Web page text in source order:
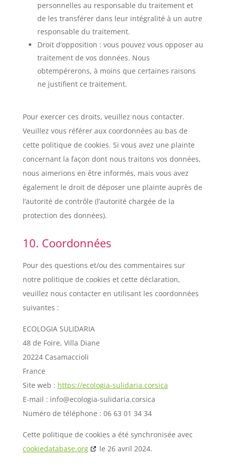
personnelles au responsable du traitement et
de les transférer dans leur intégralité à un autre
responsable du traitement.
Droit d’opposition : vous pouvez vous opposer au
traitement de vos données. Nous
obtempérerons, à moins que certaines raisons
ne justifient ce traitement.
Pour exercer ces droits, veuillez nous contacter.
Veuillez vous référer aux coordonnées au bas de
cette politique de cookies. Si vous avez une plainte
concernant la façon dont nous traitons vos données,
nous aimerions en être informés, mais vous avez
également le droit de déposer une plainte auprès de
l’autorité de contrôle (l’autorité chargée de la
protection des données).
10. Coordonnées
Pour des questions et/ou des commentaires sur
notre politique de cookies et cette déclaration,
veuillez nous contacter en utilisant les coordonnées
suivantes :
ECOLOGIA SULIDARIA
48 de Foire, Villa Diane
20224 Casamaccioli
France
Site web : https://ecologia-sulidaria.corsica
E-mail : info@ecologia-sulidaria.corsica
Numéro de téléphone : 06 63 01 34 34
Cette politique de cookies a été synchronisée avec
cookiedatabase.org
le 26 avril 2024.